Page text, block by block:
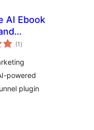
AI Ebook
Funnels
(1 vērtējumu
kopsumma
)
powered
plugin